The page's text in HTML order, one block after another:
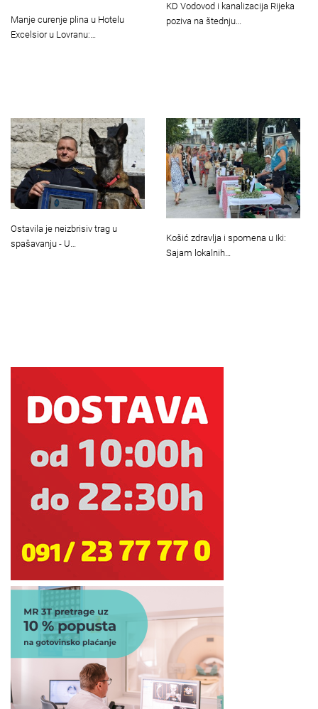
Manje curenje plina u Hotelu
Excelsior u Lovranu:…
KD Vodovod i kanalizacija Rijeka
poziva na štednju…
Ostavila je neizbrisiv trag u
spašavanju - U…
Košić zdravlja i spomena u Iki:
Sajam lokalnih…